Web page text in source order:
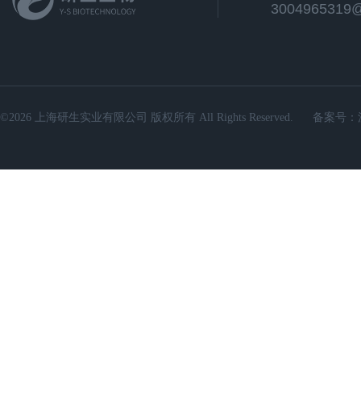
©2026 上海研生实业有限公司 版权所有 All Rights Reserved. 备案号：